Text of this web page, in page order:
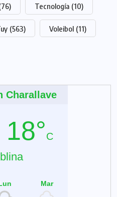
Tecnología (10)
(563) Voleibol (11)
Charallave
18°C
Mar